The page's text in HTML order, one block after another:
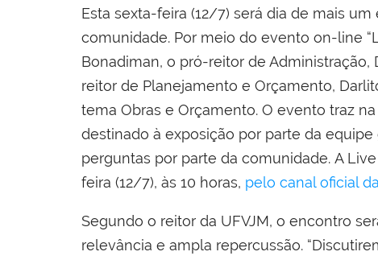
Esta sexta-feira (12/7) será dia de mais
comunidade. Por meio do evento on-line
Bonadiman, o pró-reitor de Administração,
reitor de Planejamento e Orçamento,
tema Obras e Orçamento. O evento traz
destinado à exposição por parte da
perguntas por parte da comunidade. A
feira (12/7), às 10 horas, pelo canal oficial
Segundo o reitor da UFVJM, o encontro
relevância e ampla repercussão.